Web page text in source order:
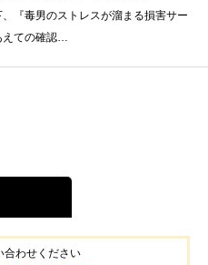
『毒男のストレスが溜まる損害サー
えての確認…
ちら
合わせください